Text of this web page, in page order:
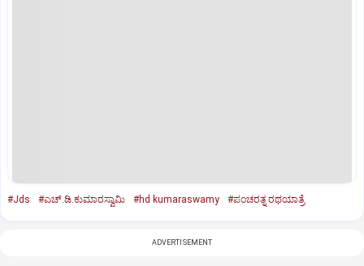
#Jds #ಎಚ್‌.ಡಿ.ಕುಮಾರಸ್ವಾಮಿ #hd kumaraswamy #ಪಂಚರತ್ನ ರಥಯಾತ್ರೆ
ADVERTISEMENT